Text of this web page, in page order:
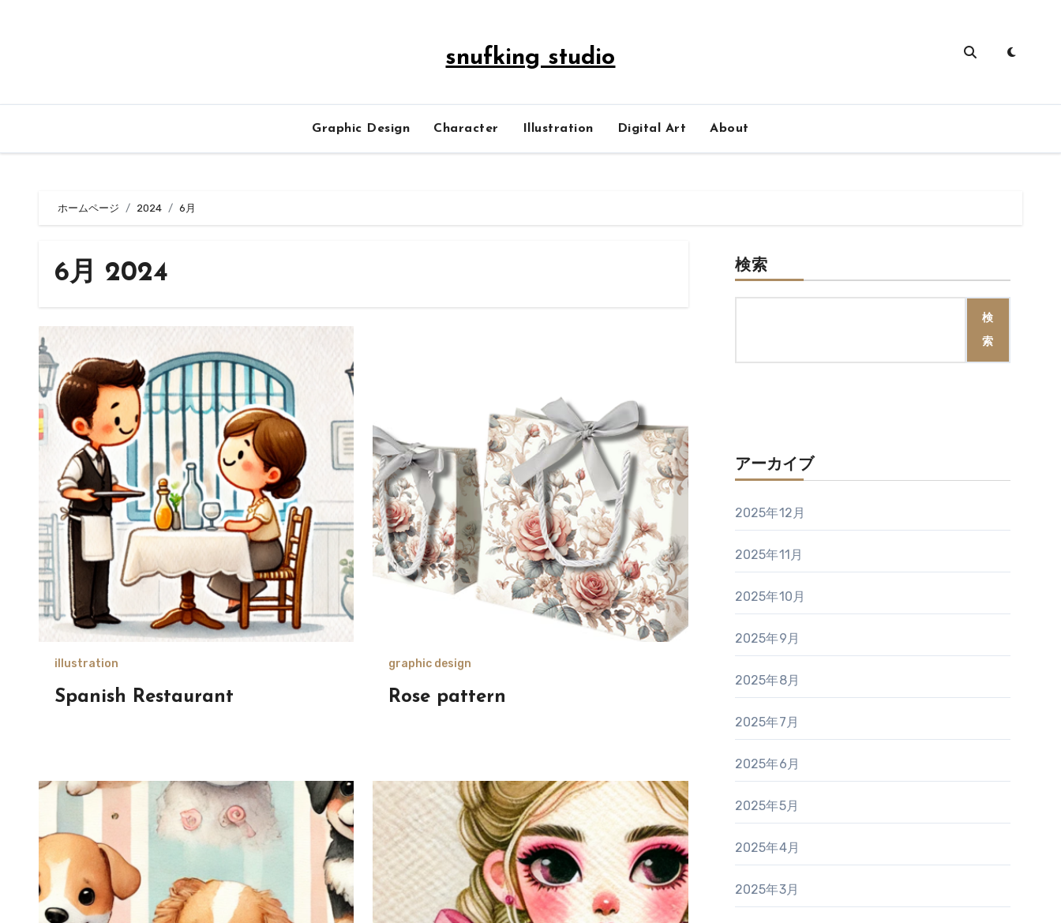
snufking studio
Graphic Design Character Illustration Digital Art About
ホームページ 2024 6月
6月 2024
illustration
Spanish Restaurant
graphic design
Rose pattern
検索
検
索
アーカイブ
2025年12月
2025年11月
2025年10月
2025年9月
2025年8月
2025年7月
2025年6月
2025年5月
2025年4月
2025年3月